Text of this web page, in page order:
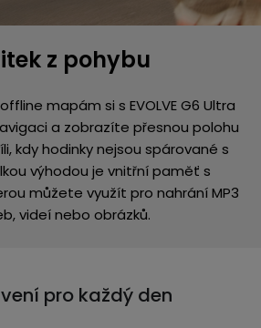
z pohybu
mapám si s EVOLVE G6 Ultra
a zobrazíte přesnou polohu
kdy hodinky nejsou spárované s
výhodou je vnitřní paměť s
můžete využít pro nahrání MP3
videí nebo obrázků.
pro každý den